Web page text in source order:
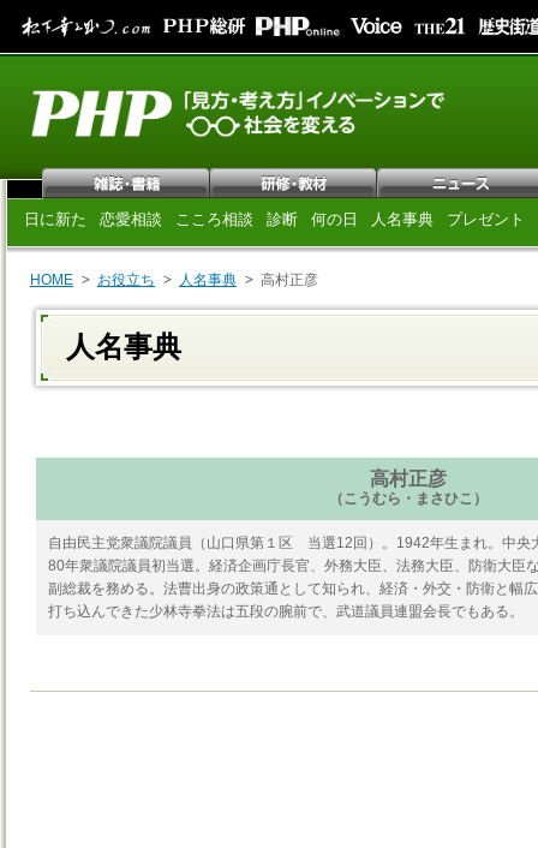
日に新た 恋愛相談 こころ相談 診断 何の日 人名事典 プレゼント
HOME お役立ち 人名事典 高村正彦
人名事典
高村正彦
（こうむら・まさひこ）
自由民主党衆議院議員（山口県第１区 当選12回）。1942年生まれ。中央
80年衆議院議員初当選。経済企画庁長官、外務大臣、法務大臣、防衛大臣
副総裁を務める。法曹出身の政策通として知られ、経済・外交・防衛と幅
打ち込んできた少林寺拳法は五段の腕前で、武道議員連盟会長でもある。